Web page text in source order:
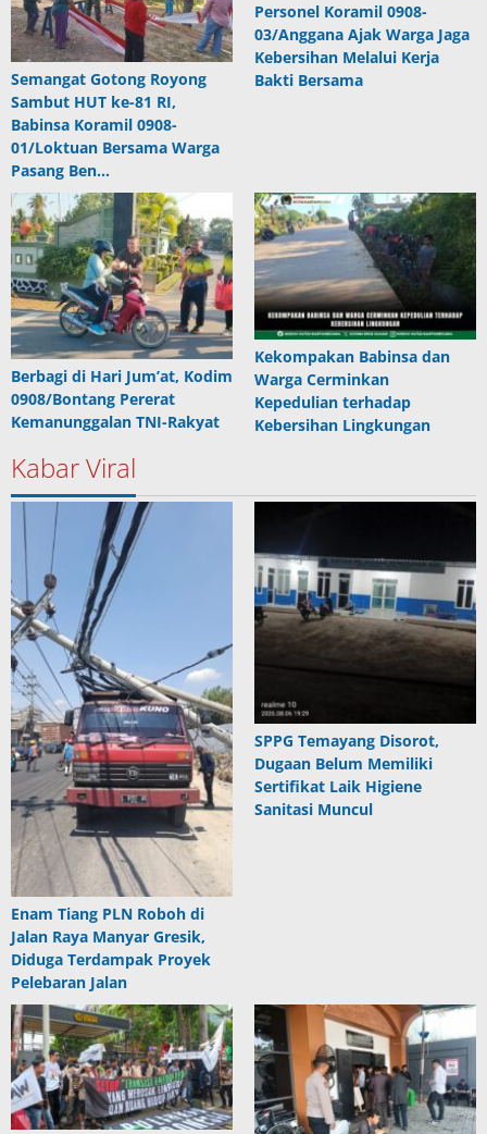
Semangat Gotong Royong
Sambut HUT ke-81 RI,
Babinsa Koramil 0908-
01/Loktuan Bersama Warga
Pasang Ben…
Personel Koramil 0908-
03/Anggana Ajak Warga Jaga
Kebersihan Melalui Kerja
Bakti Bersama
Berbagi di Hari Jum’at, Kodim
0908/Bontang Pererat
Kemanunggalan TNI-Rakyat
Kekompakan Babinsa dan
Warga Cerminkan
Kepedulian terhadap
Kebersihan Lingkungan
Kabar Viral
Enam Tiang PLN Roboh di
Jalan Raya Manyar Gresik,
Diduga Terdampak Proyek
Pelebaran Jalan
SPPG Temayang Disorot,
Dugaan Belum Memiliki
Sertifikat Laik Higiene
Sanitasi Muncul